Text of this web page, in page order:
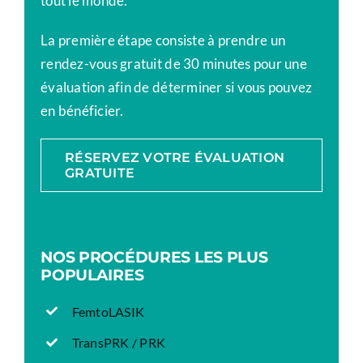
La première étape consiste à prendre un
rendez-vous gratuit de 30 minutes pour une
évaluation afin de déterminer si vous pouvez
en bénéficier.
RÉSERVEZ VOTRE ÉVALUATION
GRATUITE
NOS PROCÉDURES LES PLUS
POPULAIRES
FemtoLASIK
TransPRK / PRK